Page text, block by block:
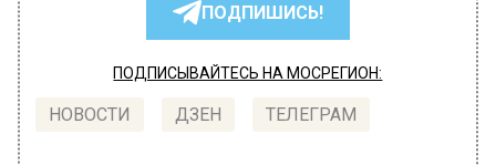
ПОДПИШИСЬ!
ПОДПИСЫВАЙТЕСЬ НА МОСРЕГИОН:
НОВОСТИ ДЗЕН ТЕЛЕГРАМ